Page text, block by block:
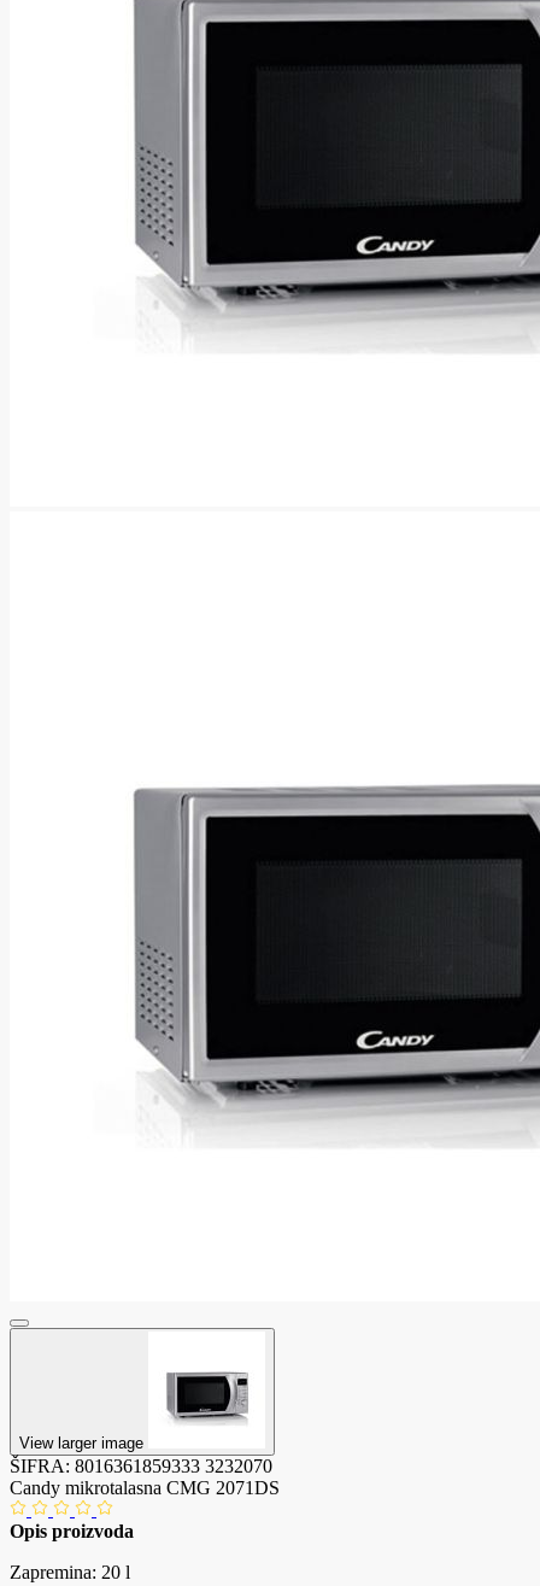
View larger image
ŠIFRA: 8016361859333 3232070
Candy mikrotalasna CMG 2071DS
Opis proizvoda
Zapremina: 20 l